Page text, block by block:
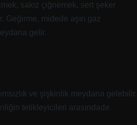
sakız çiğnemek, sert şeker
Geğirme, midede aşırı gaz
gelir.
ve şişkinlik meydana gelebilir.
tetikleyicileri arasındadır.